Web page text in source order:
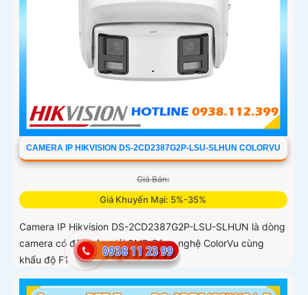
CAMERA IP HIKVISION DS-2CD2387G2P-LSU-SLHUN COLORVU
Giá Bán:
Giá Khuyến Mại: 5%-35%
Camera IP Hikvision DS-2CD2387G2P-LSU-SLHUN là dòng
camera có độ phân giải 8MP Công nghệ ColorVu cùng
khẩu độ F1